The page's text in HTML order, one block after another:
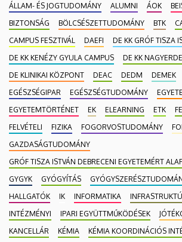
ÁLLAM- ÉS JOGTUDOMÁNY
ALUMNI ÁOK
BIZTONSÁG
BÖLCSÉSZETTUDOMÁNY BTK
CAMPUS FESZTIVÁL
DAEFI
DE KK GRÓF TISZA
DE KK KENÉZY GYULA CAMPUS
DE KK
DE KLINIKAI KÖZPONT
DEAC DEDM DEMEK
EGÉSZSÉGIPAR
EGÉSZSÉGTUDOMÁNY
EGYETEMTÖRTÉNET
EK ELEARNING ETK
FELVÉTELI
FIZIKA FOGORVOSTUDOMÁNY
GAZDASÁGTUDOMÁNY
GRÓF TISZA ISTVÁN DEBRECENI EGYETEMÉRT
GYGYK
GYÓGYÍTÁS
HALLGATÓK
IK INFORMATIKA
INTÉZMÉNYI
IPARI EGYÜTTMŰKÖDÉSEK
KANCELLÁR
KÉMIA KÉMIA KOORDINÁCIÓS